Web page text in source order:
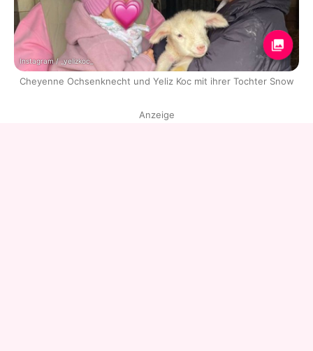
Instagram / _yelizkoc_
Cheyenne Ochsenknecht und Yeliz Koc mit ihrer Tochter Snow
Anzeige